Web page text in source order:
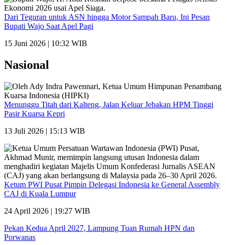
Dari Teguran untuk ASN hingga Motor Sampah Baru, Ini Pesan
Bupati Wajo Saat Apel Pagi
15 Juni 2026 | 10:32 WIB
Nasional
Menunggu Titah dari Kalteng, Jalan Keluar Jebakan HPM Tinggi
Pasir Kuarsa Kepri
13 Juli 2026 | 15:13 WIB
Ketum PWI Pusat Pimpin Delegasi Indonesia ke General Assembly
CAJ di Kuala Lumpur
24 April 2026 | 19:27 WIB
Pekan Kedua April 2027, Lampung Tuan Rumah HPN dan
Porwanas